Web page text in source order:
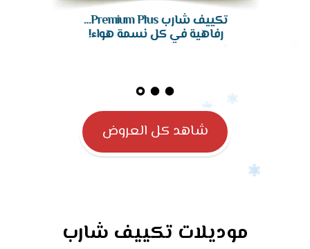
تكييف شارب Premium Plus…
رفاهية في كل نسمة هواء!
شاهد كل العروض
موديلات تكييف شارب